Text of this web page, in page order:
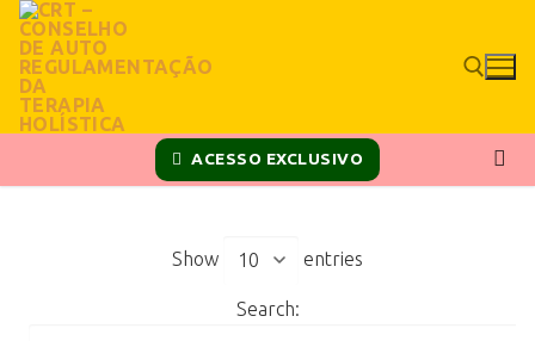
ACESSO EXCLUSIVO
Show entries
Search: